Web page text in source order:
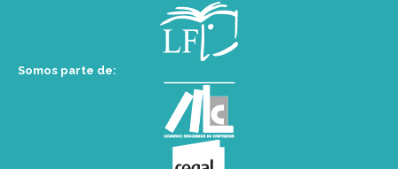
Somos parte de: